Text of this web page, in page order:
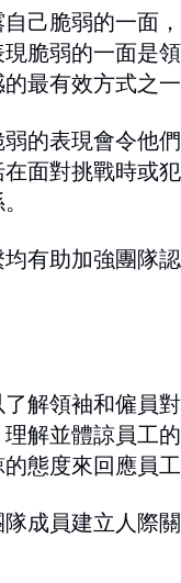
己脆弱的一面
脆弱的一面是
最有效方式之一
的表現會令他
面對挑戰時或
有助加強團隊
解領袖和僱員
解並體諒員工
態度來回應員
成員建立人際